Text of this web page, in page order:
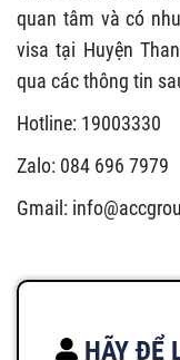
quan tâm và có
visa tại Huyện
qua các thông tin
Hotline: 19003330
Zalo: 084 696 7979
Gmail:
HÃY ĐỂ